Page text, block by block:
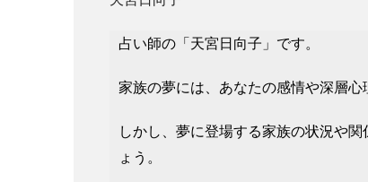
占い師の「天宮日向子」です。
家族の夢には、あなたの感情や深層心
しかし、夢に登場する家族の状況や
ょう。